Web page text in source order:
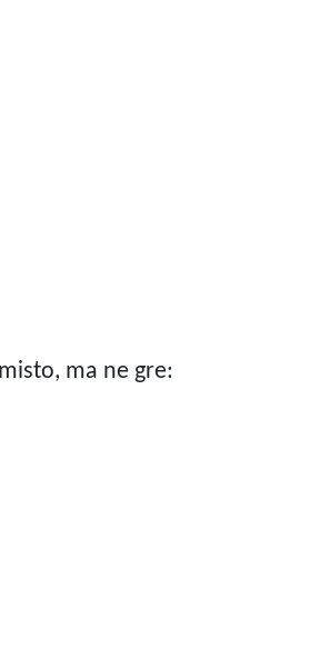
ma ne gre: